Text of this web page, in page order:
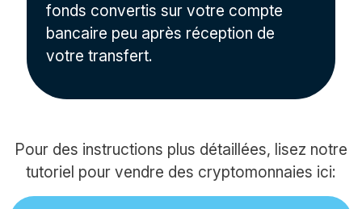
fonds convertis sur votre compte
bancaire peu après réception de
votre transfert.
Pour des instructions plus détaillées, lisez notre
tutoriel pour vendre des cryptomonnaies ici: